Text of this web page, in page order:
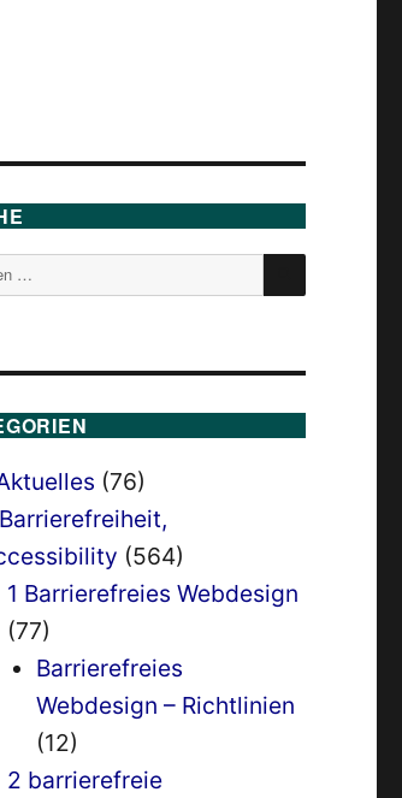
SUCHEN
(76)
(564)
1 Barrierefreies Webdesign
(77)
Barrierefreies
Webdesign – Richtlinien
(12)
2 barrierefreie